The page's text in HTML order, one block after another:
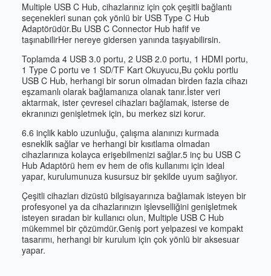
Multiple USB C Hub, cihazlarınız için çok çeşitli bağlantı
seçenekleri sunan çok yönlü bir USB Type C Hub
Adaptörüdür.Bu USB C Connector Hub hafif ve
taşınabilirHer nereye gidersen yanında taşıyabilirsin.
Toplamda 4 USB 3.0 portu, 2 USB 2.0 portu, 1 HDMI portu,
1 Type C portu ve 1 SD/TF Kart Okuyucu,Bu çoklu portlu
USB C Hub, herhangi bir sorun olmadan birden fazla cihazı
eşzamanlı olarak bağlamanıza olanak tanır.İster veri
aktarmak, ister çevresel cihazları bağlamak, isterse de
ekranınızı genişletmek için, bu merkez sizi korur.
6.6 inçlik kablo uzunluğu, çalışma alanınızı kurmada
esneklik sağlar ve herhangi bir kısıtlama olmadan
cihazlarınıza kolayca erişebilmenizi sağlar.5 inç bu USB C
Hub Adaptörü hem ev hem de ofis kullanımı için ideal
yapar, kurulumunuza kusursuz bir şekilde uyum sağlıyor.
Çeşitli cihazları dizüstü bilgisayarınıza bağlamak isteyen bir
profesyonel ya da cihazlarınızın işlevselliğini genişletmek
isteyen sıradan bir kullanıcı olun, Multiple USB C Hub
mükemmel bir çözümdür.Geniş port yelpazesi ve kompakt
tasarımı, herhangi bir kurulum için çok yönlü bir aksesuar
yapar.